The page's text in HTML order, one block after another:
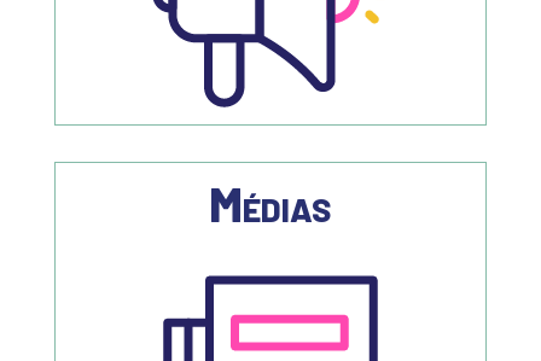
Médias